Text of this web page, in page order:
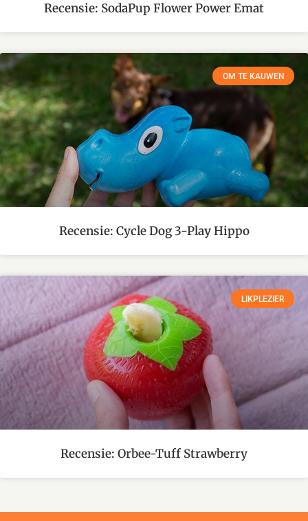
Recensie: SodaPup Flower Power Emat
OM TE KAUWEN
Recensie: Cycle Dog 3-Play Hippo
LIKPLEZIER
Recensie: Orbee-Tuff Strawberry